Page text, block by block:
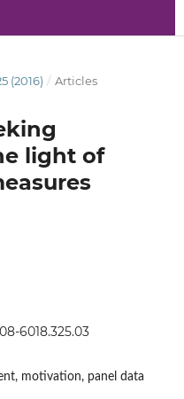
(2016) / Articles
light of
6018.325.03
motivation, panel data